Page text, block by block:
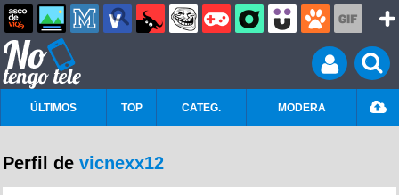
ÚLTIMOS TOP CATEG. MODERA
Perfil de vicnexx12